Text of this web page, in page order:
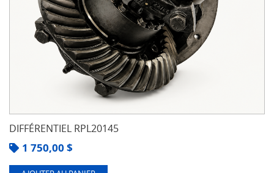
DIFFÉRENTIEL RPL20145
1 750,00 $